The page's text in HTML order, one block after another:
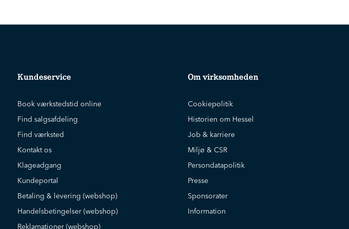
Kundeservice
Book værkstedstid online
Find salgsafdeling
Find værksted
Kontakt os
Klageadgang
Kundeportal
Betaling & levering (webshop)
Handelsbetingelser (webshop)
Reklamationer (webshop)
Om virksomheden
Cookiepolitik
Historien om Hessel
Job & karriere
Miljø & CSR
Persondatapolitik
Presse
Sponsorater
Information